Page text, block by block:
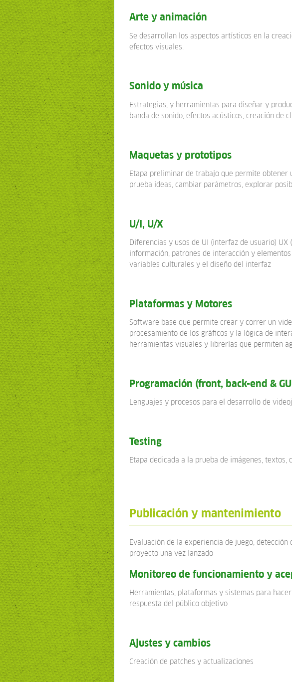
Arte y animación
Se desarrollan los aspectos artísticos en la
efectos visuales.
Sonido y música
Estrategias, y herramientas para diseñar y
banda de sonido, efectos acústicos, creación de
Maquetas y prototipos
Etapa preliminar de trabajo que permite
prueba ideas, cambiar parámetros, explorar
U/I, U/X
Diferencias y usos de UI (interfaz de usuario)
información, patrones de interacción y
variables culturales y el diseño del interfaz
Plataformas y Motores
Software base que permite crear y correr un
procesamiento de los gráficos y la lógica de
herramientas visuales y librerías que permiten
Programación (front, back-end &
Lenguajes y procesos para el desarrollo de
Testing
Etapa dedicada a la prueba de imágenes,
Publicación y mantenimiento
Evaluación de la experiencia de juego,
proyecto una vez lanzado
Monitoreo de funcionamiento y
Herramientas, plataformas y sistemas para
respuesta del público objetivo
Ajustes y cambios
Creación de patches y actualizaciones